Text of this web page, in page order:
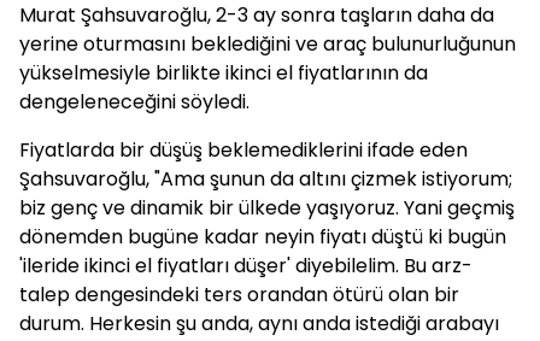
Murat Şahsuvaroğlu, 2-3 ay sonra taşların daha da
yerine oturmasını beklediğini ve araç bulunurluğunun
yükselmesiyle birlikte ikinci el fiyatlarının da
dengeleneceğini söyledi.
Fiyatlarda bir düşüş beklemediklerini ifade eden
Şahsuvaroğlu, "Ama şunun da altını çizmek istiyorum;
biz genç ve dinamik bir ülkede yaşıyoruz. Yani geçmiş
dönemden bugüne kadar neyin fiyatı düştü ki bugün
'ileride ikinci el fiyatları düşer' diyebilelim. Bu arz-
talep dengesindeki ters orandan ötürü olan bir
durum. Herkesin şu anda, aynı anda istediği arabayı